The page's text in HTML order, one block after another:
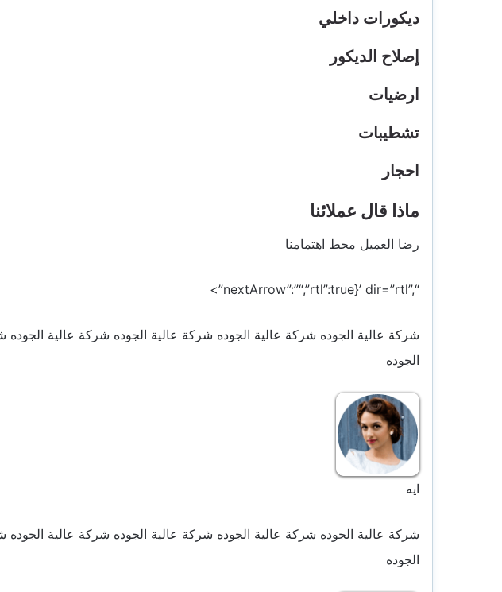
ديكورات داخلي
إصلاح الديكور
ارضيات
تشطيبات
احجار
ماذا قال عملائنا
رضا العميل محط اهتمامنا
“,”nextArrow”:”
“,”rtl”:true}’ dir=”rtl”>
شركة عالية الجوده شركة عالية الجوده شركة عالية الجوده شركة عالية
الجوده
ايه
شركة عالية الجوده شركة عالية الجوده شركة عالية الجوده شركة عالية
الجوده